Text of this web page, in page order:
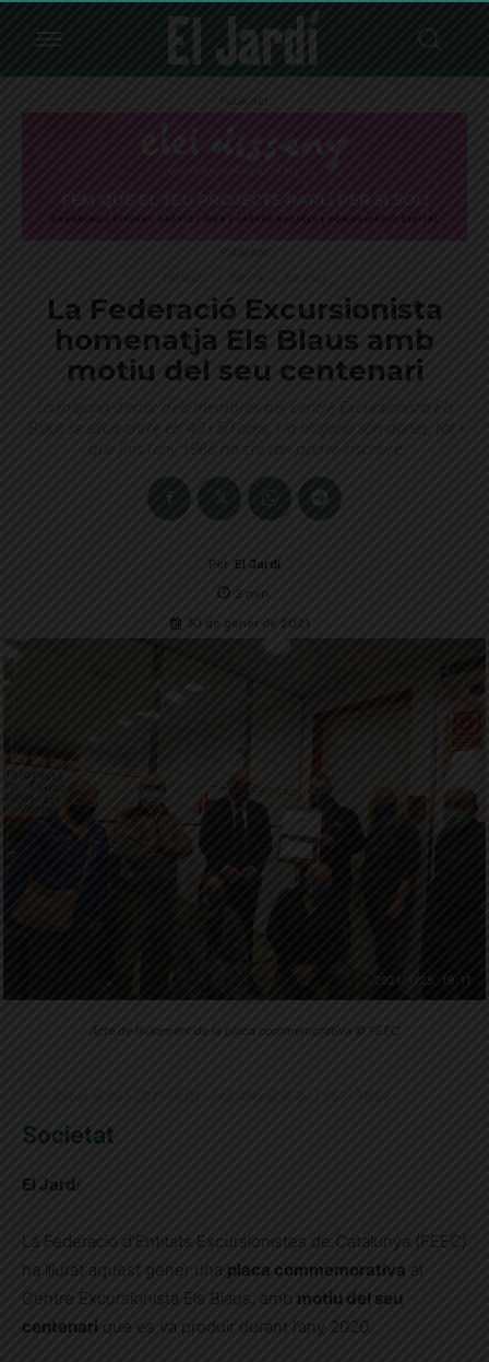
Publicitat
Publicitat
La Federació Excursionista
homenatja Els Blaus amb
motiu del seu centenari
La mitjana d’edat dels membres del Centre Excursionista Els
Blaus se situa entre els 40 i 50 anys, i la majoria són dones, tot i
que fins l’any 1966 no s’hi van poder inscriure
Per El Jardí
2 min.
30 de gener de 2021
Acte de lliurament de la placa commemorativa © FEEC
Societat
El Jard í
La Federació d’Entitats Excursionistes de Catalunya (FEEC)
ha lliurat aquest gener una placa commemorativa al
Centre Excursionista Els Blaus, amb motiu del seu
centenari que es va produir durant l’any 2020.